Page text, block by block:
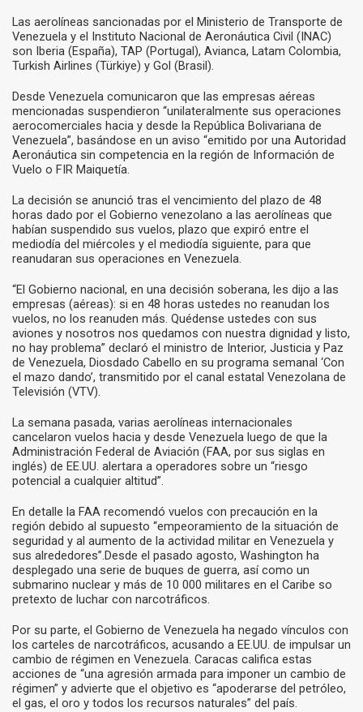
Las aerolíneas sancionadas por el Ministerio de Transporte de
Venezuela y el Instituto Nacional de Aeronáutica Civil (INAC)
son Iberia (España), TAP (Portugal), Avianca, Latam Colombia,
Turkish Airlines (Türkiye) y Gol (Brasil).
Desde Venezuela comunicaron que las empresas aéreas
mencionadas suspendieron “unilateralmente sus operaciones
aerocomerciales hacia y desde la República Bolivariana de
Venezuela”, basándose en un aviso “emitido por una Autoridad
Aeronáutica sin competencia en la región de Información de
Vuelo o FIR Maiquetía.
La decisión se anunció tras el vencimiento del plazo de 48
horas dado por el Gobierno venezolano a las aerolíneas que
habían suspendido sus vuelos, plazo que expiró entre el
mediodía del miércoles y el mediodía siguiente, para que
reanudaran sus operaciones en Venezuela.
“El Gobierno nacional, en una decisión soberana, les dijo a las
empresas (aéreas): si en 48 horas ustedes no reanudan los
vuelos, no los reanuden más. Quédense ustedes con sus
aviones y nosotros nos quedamos con nuestra dignidad y listo,
no hay problema” declaró el ministro de Interior, Justicia y Paz
de Venezuela, Diosdado Cabello en su programa semanal ‘Con
el mazo dando’, transmitido por el canal estatal Venezolana de
Televisión (VTV).
La semana pasada, varias aerolíneas internacionales
cancelaron vuelos hacia y desde Venezuela luego de que la
Administración Federal de Aviación (FAA, por sus siglas en
inglés) de EE.UU. alertara a operadores sobre un “riesgo
potencial a cualquier altitud”.
En detalle la FAA recomendó vuelos con precaución en la
región debido al supuesto “empeoramiento de la situación de
seguridad y al aumento de la actividad militar en Venezuela y
sus alrededores”.Desde el pasado agosto, Washington ha
desplegado una serie de buques de guerra, así como un
submarino nuclear y más de 10 000 militares en el Caribe so
pretexto de luchar con narcotráficos.
Por su parte, el Gobierno de Venezuela ha negado vínculos con
los carteles de narcotráficos, acusando a EE.UU. de impulsar un
cambio de régimen en Venezuela. Caracas califica estas
acciones de “una agresión armada para imponer un cambio de
régimen” y advierte que el objetivo es “apoderarse del petróleo,
el gas, el oro y todos los recursos naturales” del país.